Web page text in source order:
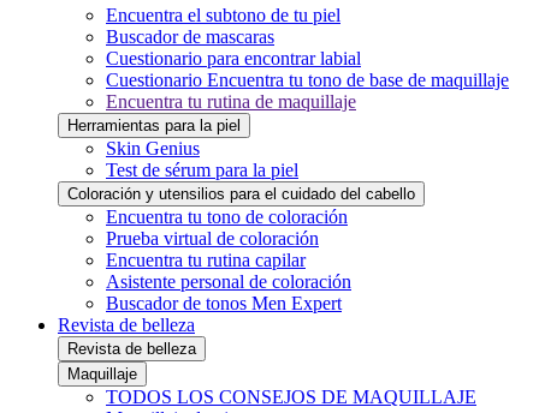
Encuentra el subtono de tu piel
Buscador de mascaras
Cuestionario para encontrar labial
Cuestionario Encuentra tu tono de base de maquillaje
Encuentra tu rutina de maquillaje
Herramientas para la piel
Skin Genius
Test de sérum para la piel
Coloración y utensilios para el cuidado del cabello
Encuentra tu tono de coloración
Prueba virtual de coloración
Encuentra tu rutina capilar
Asistente personal de coloración
Buscador de tonos Men Expert
Revista de belleza
Revista de belleza
Maquillaje
TODOS LOS CONSEJOS DE MAQUILLAJE